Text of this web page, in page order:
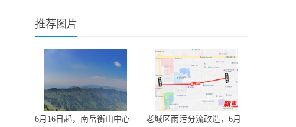
推荐图片
6月16日起，南岳衡山中心
老城区雨污分流改造，6月